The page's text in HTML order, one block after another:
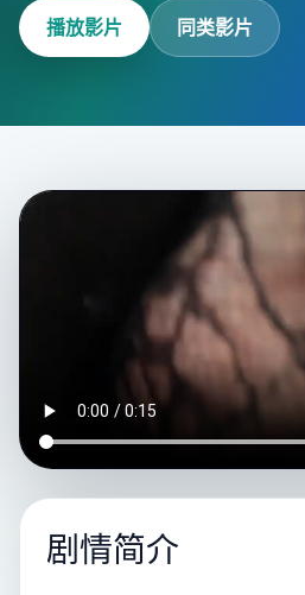
播放影片 同类影片
剧情简介